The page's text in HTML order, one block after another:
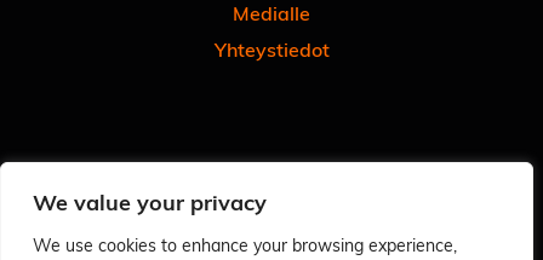
We value your privacy
We use cookies to enhance your browsing experience,
Medialle
Yhteystiedot
Tilaa uutiskirjeemme
Anna meille palautetta